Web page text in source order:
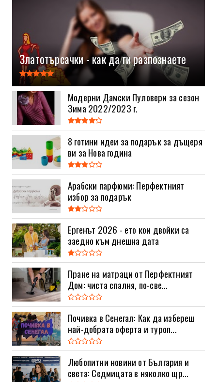
Златотърсачки - как да ги разпознаете
Модерни Дамски Пуловери за сезон
Зима 2022/2023 г.
8 готини идеи за подарък за дъщеря
ви за Нова година
Арабски парфюми: Перфектният
избор за подарък
Ергенът 2026 - ето кои двойки са
заедно към днешна дата
Пране на матраци от Перфектният
Дом: чиста спалня, по-све...
Почивка в Сенегал: Как да избереш
най-добрата оферта и туроп...
Любопитни новини от България и
света: Седмицата в няколко щр...